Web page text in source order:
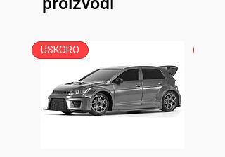
Traxxas iD konektor
USKORO